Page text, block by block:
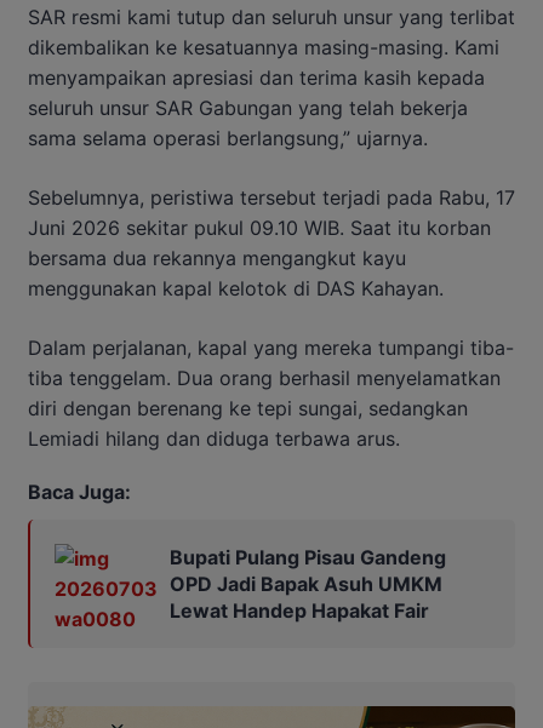
SAR resmi kami tutup dan seluruh unsur yang terlibat
dikembalikan ke kesatuannya masing-masing. Kami
menyampaikan apresiasi dan terima kasih kepada
seluruh unsur SAR Gabungan yang telah bekerja
sama selama operasi berlangsung,” ujarnya.
Sebelumnya, peristiwa tersebut terjadi pada Rabu, 17
Juni 2026 sekitar pukul 09.10 WIB. Saat itu korban
bersama dua rekannya mengangkut kayu
menggunakan kapal kelotok di DAS Kahayan.
Dalam perjalanan, kapal yang mereka tumpangi tiba-
tiba tenggelam. Dua orang berhasil menyelamatkan
diri dengan berenang ke tepi sungai, sedangkan
Lemiadi hilang dan diduga terbawa arus.
Baca Juga:
Bupati Pulang Pisau Gandeng
OPD Jadi Bapak Asuh UMKM
Lewat Handep Hapakat Fair